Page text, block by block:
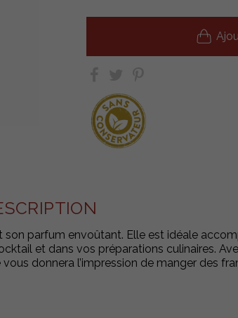
parfum envoûtant. Elle est idéale
et dans vos préparations culinaires.
donnera l’impression de manger des